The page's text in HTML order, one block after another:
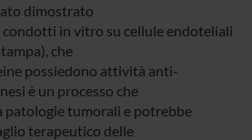
dimostrato
in vitro su cellule endoteliali
che
possiedono attività anti-
è un processo che
patologie tumorali e potrebbe
terapeutico delle